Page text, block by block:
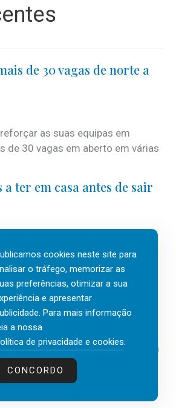
de 30 vagas de norte a
as suas equipas em
de 30 vagas em aberto em várias
ter em casa antes de sair
também as férias, os fins-de-
em que a casa fica mais
Global Outlook 2026
global em serviços de
e inteligência artificial (IA), acaba
cookies neste site para
o tráfego, memorizar as
preferências, otimizar a sua
e apresentar
Para mais informação
a nossa
de privacidade e cookies.
CONCORDO